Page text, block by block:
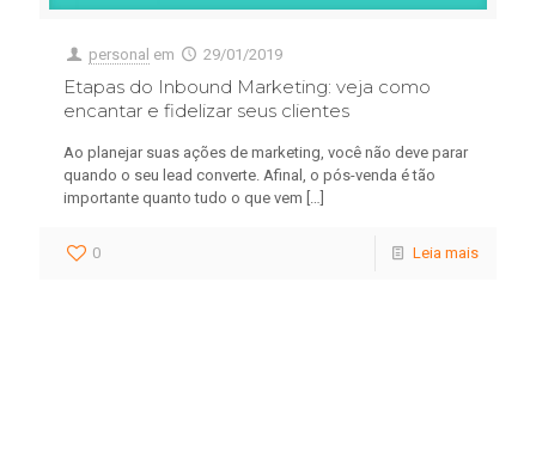
personal em 29/01/2019
Etapas do Inbound Marketing: veja como
encantar e fidelizar seus clientes
Ao planejar suas ações de marketing, você não deve parar
quando o seu lead converte. Afinal, o pós-venda é tão
importante quanto tudo o que vem […]
0 Leia mais